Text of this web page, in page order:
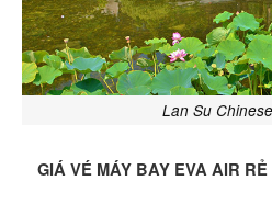
Lan Su
GIÁ VÉ MÁY BAY EVA AIR